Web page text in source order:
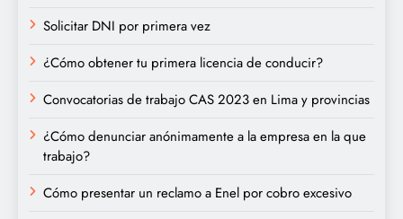
Solicitar DNI por primera vez
¿Cómo obtener tu primera licencia de conducir?
Convocatorias de trabajo CAS 2023 en Lima y provincias
¿Cómo denunciar anónimamente a la empresa en la que
trabajo?
Cómo presentar un reclamo a Enel por cobro excesivo